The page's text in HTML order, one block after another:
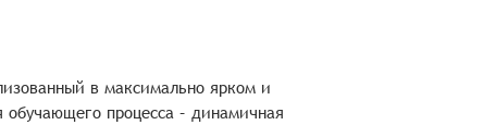
в максимально ярком и
процесса – динамичная